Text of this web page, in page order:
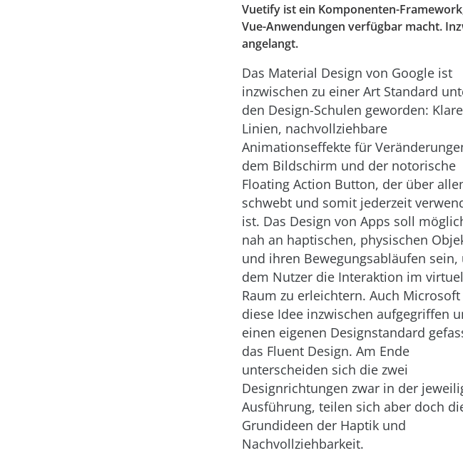
Vuetify ist ein Komponenten-
Vue-Anwendungen verfügbar macht.
angelangt.
Das Material Design von Google ist
inzwischen zu einer Art Standard
den Design-Schulen geworden: Klare
Linien, nachvollziehbare
Animationseffekte für
dem Bildschirm und der notorische
Floating Action Button, der über
schwebt und somit jederzeit
ist. Das Design von Apps soll
nah an haptischen, physischen
und ihren Bewegungsabläufen sein,
dem Nutzer die Interaktion im
Raum zu erleichtern. Auch
diese Idee inzwischen aufgegriffen
einen eigenen Designstandard
das Fluent Design. Am Ende
unterscheiden sich die zwei
Designrichtungen zwar in der
Ausführung, teilen sich aber doch
Grundideen der Haptik und
Nachvollziehbarkeit.